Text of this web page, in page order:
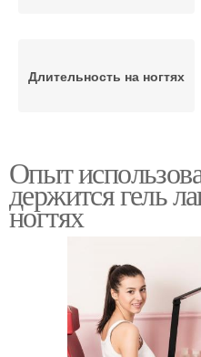
Длительность на ногтях
Нарощенные ногти
Покрытия для ногтей
Опыт
держится гель
ногтях